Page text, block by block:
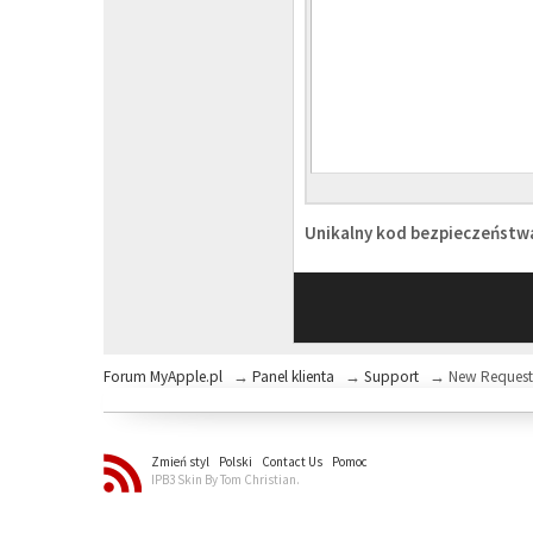
Unikalny kod
Forum MyApple.pl → Panel klienta → Support → New Request
Zmień styl Polski Contact Us
Pomoc
IPB3 Skin By Tom Christian.